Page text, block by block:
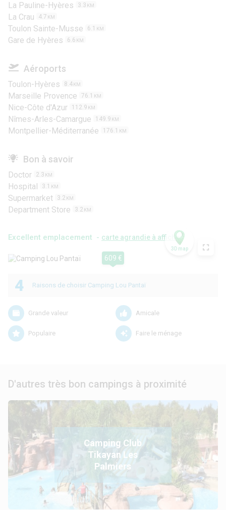
La Pauline-Hyères 3.3 KM
La Crau 4.7 KM
Toulon Sainte-Musse 6.1 KM
Gare de Hyères 6.6 KM
Aéroports
Toulon-Hyères 8.4 KM
Marseille Provence 76.1 KM
Nice-Côte d'Azur 112.9 KM
Nîmes-Arles-Camargue 149.9 KM
Montpellier-Méditerranée 176.1 KM
Bon à savoir
Doctor 2.3 KM
Hospital 3.1 KM
Supermarket 3.2 KM
Department Store 3.2 KM
Excellent emplacement - carte agrandie à afficher
609 €
3D map
4 Raisons de choisir Camping Lou Pantaï
Grande valeur Amicale
Populaire Faire le ménage
D'autres très bon campings à proximité
Camping Club
Tikayan Les
Palmiers